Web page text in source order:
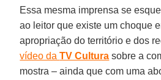
Essa mesma imprensa se
ao leitor que existe um choque
apropriação do território e dos
vídeo daTV Cultura sobre a
mostra – ainda que com uma